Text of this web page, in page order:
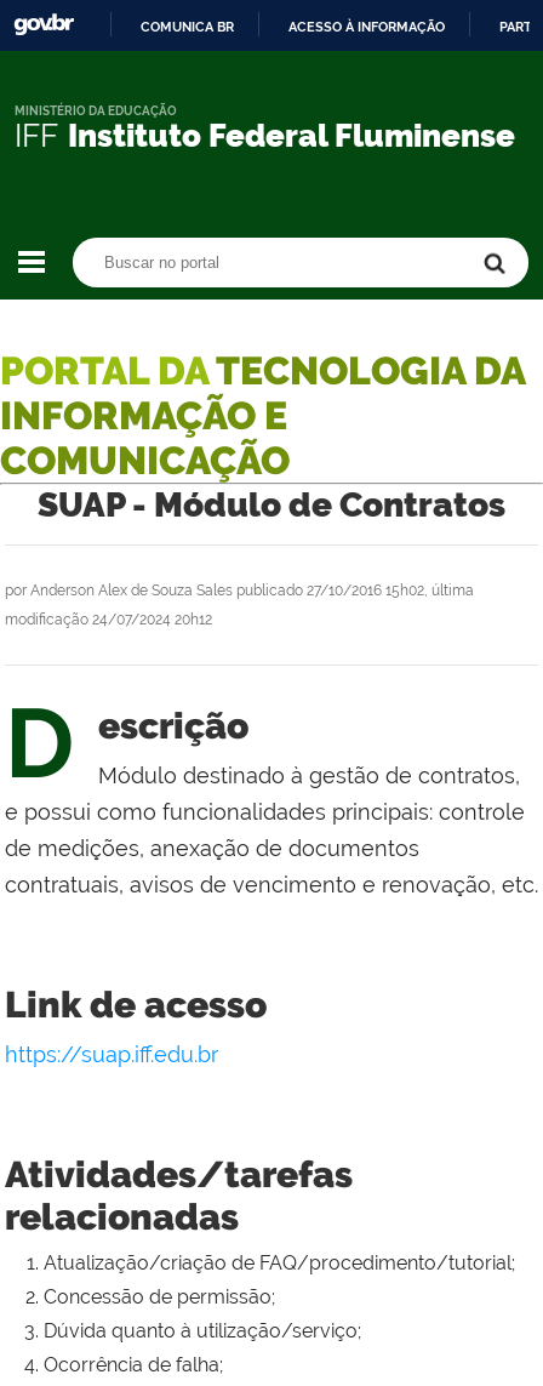
CONTEÚDO
COMUNICA BR ACESSO À INFORMAÇÃO
IFF Instituto Federal Fluminense
MINISTÉRIO DA EDUCAÇÃO
PORTAL DATECNOLOGIA DA
INFORMAÇÃO E
COMUNICAÇÃO
SUAP - Módulo de Contratos
por Anderson Alex de Souza Sales publicado 27/10/2016 15h02, última
modificação 24/07/2024 20h12
D escrição
Módulo destinado à gestão de contratos,
e possui como funcionalidades principais: controle
de medições, anexação de documentos
contratuais, avisos de vencimento e renovação, etc.
Link de acesso
https://suap.iff.edu.br
Atividades/tarefas
relacionadas
Atualização/criação de FAQ/procedimento/tutorial;
Concessão de permissão;
Dúvida quanto à utilização/serviço;
Ocorrência de falha;